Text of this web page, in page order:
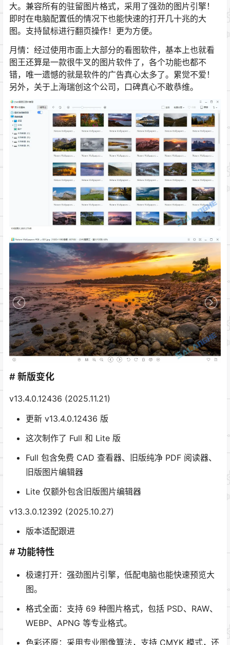
大。兼容所有的驻留图片格式，采用了强劲的图片引擎！
即时在电脑配置低的情况下也能快速的打开几十兆的大
图。支持鼠标进行翻页操作！更为方便。
月情：经过使用市面上大部分的看图软件，基本上也就看
图王还算是一款很牛叉的图片软件了，各个功能也都不
错，唯一遗憾的就是软件的广告真心太多了。累觉不爱！
另外，关于上海瑞创这个公司，口碑真心不敢恭维。
# 新版变化
v13.4.0.12436 (2025.11.21)
更新 v13.4.0.12436 版
这次制作了 Full 和 Lite 版
Full 包含免费 CAD 查看器、旧版纯净 PDF 阅读器、
旧版图片编辑器
Lite 仅额外包含旧版图片编辑器
v13.3.0.12392 (2025.10.27)
版本适配跟进
# 功能特性
极速打开：强劲图片引擎，低配电脑也能快速预览大
图。
格式全面：支持 69 种图片格式，包括 PSD、RAW、
WEBP、APNG 等专业格式。
色彩还原：采用专业图像算法，支持 CMYK 模式，还